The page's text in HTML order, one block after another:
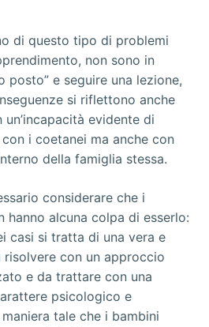
di questo tipo di problemi
non sono in
posto” e seguire una lezione,
si riflettono anche
evidente di
i coetanei ma anche con
della famiglia stessa.
considerare che i
hanno alcuna colpa di esserlo:
casi si tratta di una vera e
con un approccio
e da trattare con una
psicologico e
tale che i bambini